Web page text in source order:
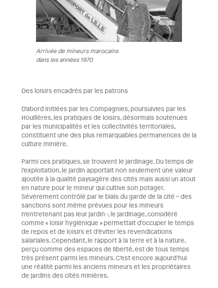
Arrivée de mineurs marocains
dans les années 1970
Des loisirs encadrés par les patrons
D’abord initiées par les Compagnies, poursuivies par les
Houillères, les pratiques de loisirs, désormais soutenues
par les municipalités et les collectivités territoriales,
constituent une des plus remarquables permanences de la
culture minière.
Parmi ces pratiques, se trouvent le jardinage. Du temps de
l’exploitation, le jardin apportait non seulement une valeur
ajoutée à la qualité paysagère des cités mais aussi un atout
en nature pour le mineur qui cultive son potager.
Sévèrement contrôlé par le biais du garde de la cité – des
sanctions sont même prévues pour les mineurs
n’entretenant pas leur jardin -, le jardinage, considéré
comme « loisir hygiénique » permettait d’occuper le temps
de repos et de loisirs et d’éviter les revendications
salariales. Cependant, le rapport à la terre et à la nature,
perçu comme des espaces de liberté, est de tous temps
très présent parmi les mineurs. C’est encore aujourd’hui
une réalité parmi les anciens mineurs et les propriétaires
de jardins des cités minières.